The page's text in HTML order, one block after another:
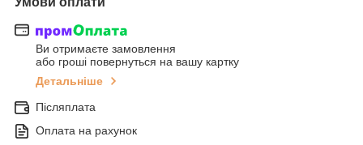
Ви отримаєте замовлення
або гроші повернуться на вашу картку
Детальніше
Післяплата
Оплата на рахунок